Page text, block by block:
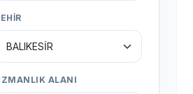
ALANI